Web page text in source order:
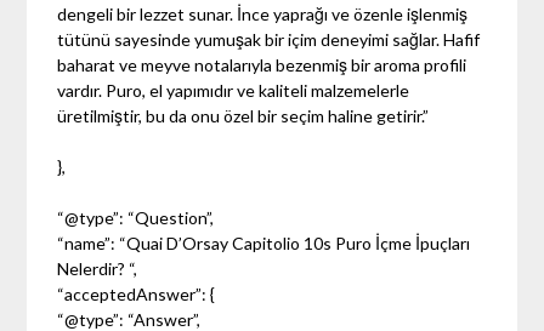
dengeli bir lezzet sunar. İnce yaprağı ve özenle işlenmiş
tütünü sayesinde yumuşak bir içim deneyimi sağlar. Hafif
baharat ve meyve notalarıyla bezenmiş bir aroma profili
vardır. Puro, el yapımıdır ve kaliteli malzemelerle
üretilmiştir, bu da onu özel bir seçim haline getirir.”
},
“@type”: “Question”,
“name”: “Quai D’Orsay Capitolio 10s Puro İçme İpuçları
Nelerdir? “,
“acceptedAnswer”: {
“@type”: “Answer”,